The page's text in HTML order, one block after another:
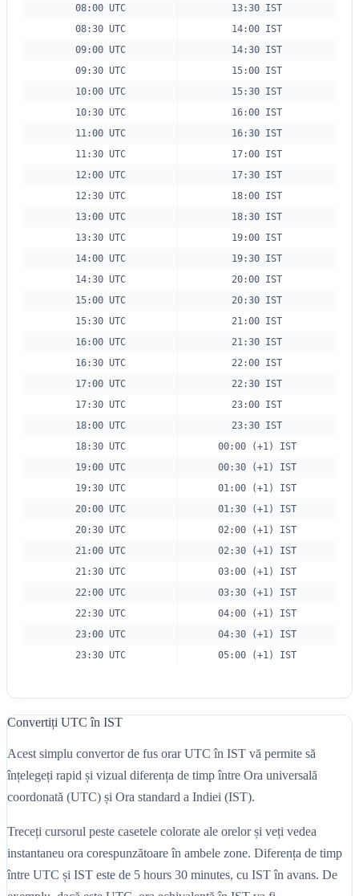
08:00 UTC
13:30 IST
08:30 UTC
14:00 IST
09:00 UTC
14:30 IST
09:30 UTC
15:00 IST
10:00 UTC
15:30 IST
10:30 UTC
16:00 IST
11:00 UTC
16:30 IST
11:30 UTC
17:00 IST
12:00 UTC
17:30 IST
12:30 UTC
18:00 IST
13:00 UTC
18:30 IST
13:30 UTC
19:00 IST
14:00 UTC
19:30 IST
14:30 UTC
20:00 IST
15:00 UTC
20:30 IST
15:30 UTC
21:00 IST
16:00 UTC
21:30 IST
16:30 UTC
22:00 IST
17:00 UTC
22:30 IST
17:30 UTC
23:00 IST
18:00 UTC
23:30 IST
18:30 UTC
00:00 (+1) IST
19:00 UTC
00:30 (+1) IST
19:30 UTC
01:00 (+1) IST
20:00 UTC
01:30 (+1) IST
20:30 UTC
02:00 (+1) IST
21:00 UTC
02:30 (+1) IST
21:30 UTC
03:00 (+1) IST
22:00 UTC
03:30 (+1) IST
22:30 UTC
04:00 (+1) IST
23:00 UTC
04:30 (+1) IST
23:30 UTC
05:00 (+1) IST
Convertiți UTC în IST
Acest simplu convertor de fus orar UTC în IST vă permite să
înțelegeți rapid și vizual diferența de timp între Ora universală
coordonată (UTC) și Ora standard a Indiei (IST).
Treceți cursorul peste casetele colorate ale orelor și veți vedea
instantaneu ora corespunzătoare în ambele zone. Diferența de timp
între UTC și IST este de 5 hours 30 minutes, cu IST în avans. De